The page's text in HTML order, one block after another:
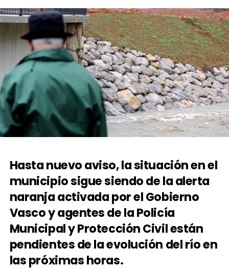
Hasta nuevo aviso, la situación en el
municipio sigue siendo de la alerta
naranja activada por el Gobierno
Vasco y agentes de la Policía
Municipal y Protección Civil están
pendientes de la evolución del río en
las próximas horas.